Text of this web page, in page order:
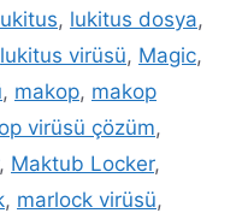
, lukitus dosya,
lukitus virüsü, Magic,
, makop, makop
virüsü çözüm,
, Maktub Locker,
, marlock virüsü,